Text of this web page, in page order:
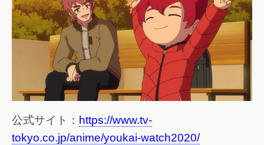
公式サイト： https://www.tv-
tokyo.co.jp/anime/youkai-watch2020/